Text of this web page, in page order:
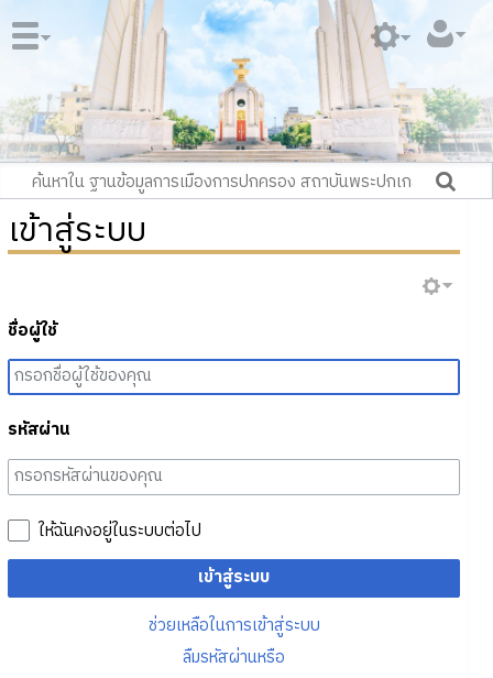
เข้าสู่ระบบ
ชื่อผู้ใช้
รหัสผ่าน
ให้ฉันคงอยู่ในระบบต่อไป
เข้าสู่ระบบ
ช่วยเหลือในการเข้าสู่ระบบ
ลืมรหัสผ่านหรือ